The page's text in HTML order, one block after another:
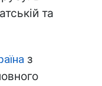
та
з